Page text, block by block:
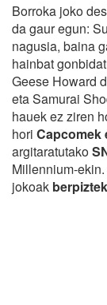
Borroka joko
da gaur egun:
nagusia, baina
hainbat
Geese Howard
eta Samurai
hauek ez ziren
hori Capcomek
argitaratutako
Millennium-
jokoak